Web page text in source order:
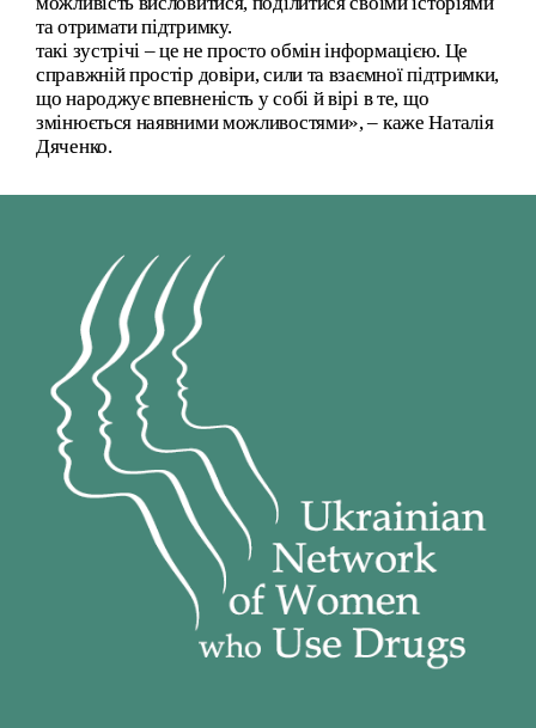
та отримати підтримку.
такі зустрічі – це не просто обмін інформацією. Це
справжній простір довіри, сили та взаємної підтримки,
що народжує впевненість у собі й вірі в те, що
змінюється наявними можливостями», – каже Наталія
Дяченко.